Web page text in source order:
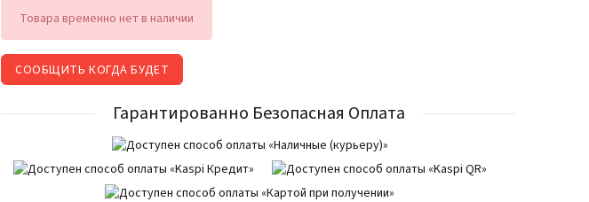
Товара временно нет в наличии
СООБЩИТЬ КОГДА БУДЕТ
Гарантированно Безопасная Оплата